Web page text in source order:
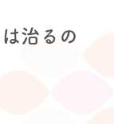
治るの